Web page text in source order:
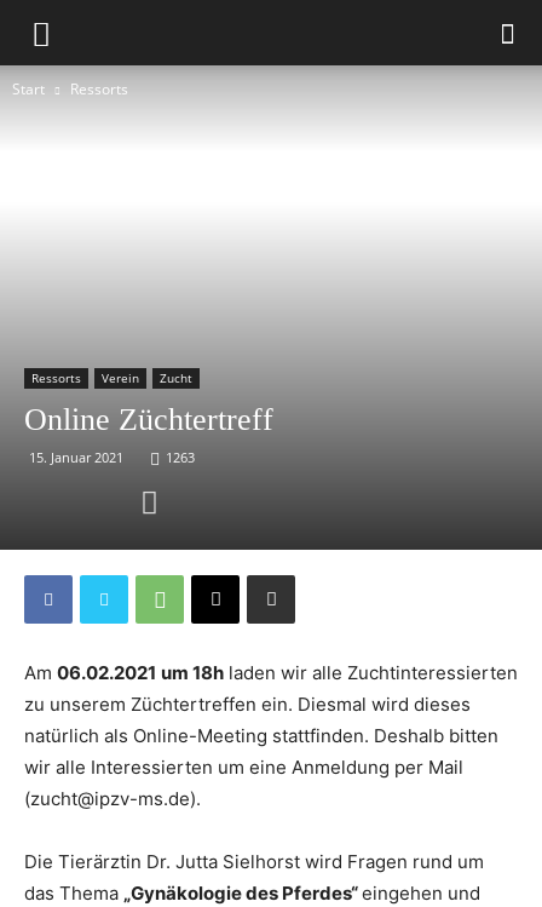
Start Ressorts
Ressorts Verein Zucht
Online Züchtertreff
15. Januar 2021 1263
Am 06.02.2021 um 18h laden wir alle Zuchtinteressierten
zu unserem Züchtertreffen ein. Diesmal wird dieses
natürlich als Online-Meeting stattfinden. Deshalb bitten
wir alle Interessierten um eine Anmeldung per Mail
(zucht@ipzv-ms.de).
Die Tierärztin Dr. Jutta Sielhorst wird Fragen rund um
das Thema „Gynäkologie des Pferdes“eingehen und